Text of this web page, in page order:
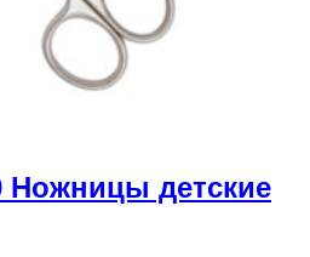
Ножницы детские